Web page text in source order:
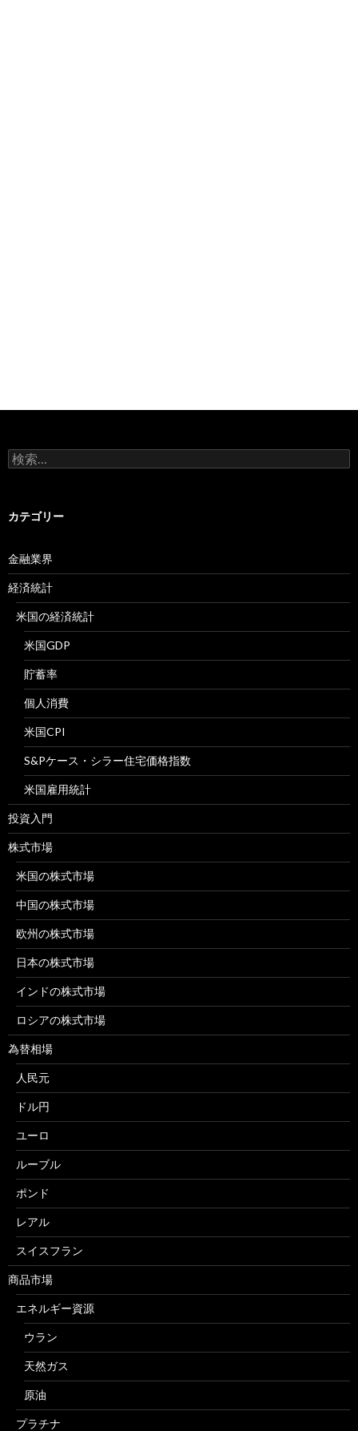
検
索:
カテゴリー
金融業界
経済統計
米国の経済統計
米国GDP
貯蓄率
個人消費
米国CPI
S&Pケース・シラー住宅価格指数
米国雇用統計
投資入門
株式市場
米国の株式市場
中国の株式市場
欧州の株式市場
日本の株式市場
インドの株式市場
ロシアの株式市場
為替相場
人民元
ドル円
ユーロ
ルーブル
ポンド
レアル
スイスフラン
商品市場
エネルギー資源
ウラン
天然ガス
原油
プラチナ